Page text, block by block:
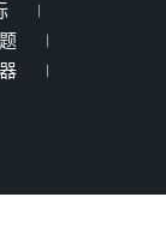
|
|
|